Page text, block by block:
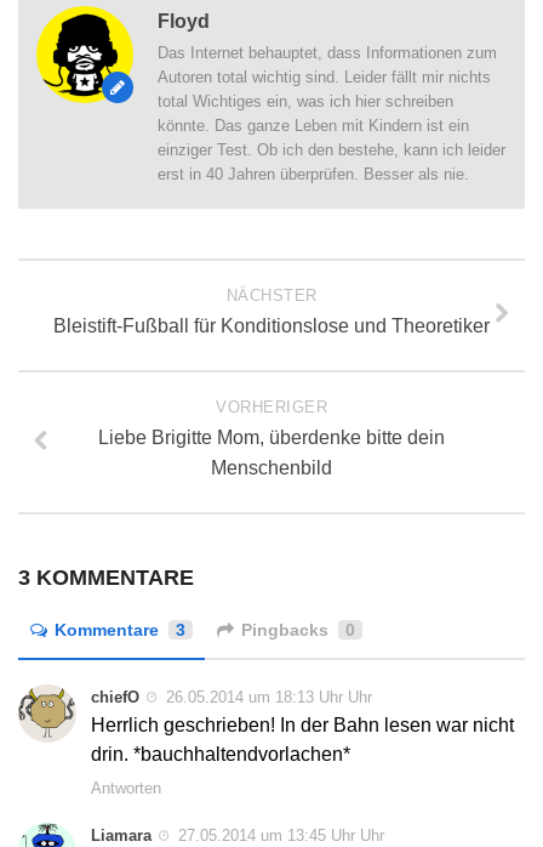
Floyd
Das Internet behauptet, dass Informationen zum
Autoren total wichtig sind. Leider fällt mir nichts
total Wichtiges ein, was ich hier schreiben
könnte. Das ganze Leben mit Kindern ist ein
einziger Test. Ob ich den bestehe, kann ich leider
erst in 40 Jahren überprüfen. Besser als nie.
NÄCHSTER
Bleistift-Fußball für Konditionslose und Theoretiker
VORHERIGER
Liebe Brigitte Mom, überdenke bitte dein
Menschenbild
3 KOMMENTARE
Kommentare 3 Pingbacks 0
chiefO 26.05.2014 um 18:13 Uhr Uhr
Herrlich geschrieben! In der Bahn lesen war nicht
drin. *bauchhaltendvorlachen*
Antworten
Liamara 27.05.2014 um 13:45 Uhr Uhr